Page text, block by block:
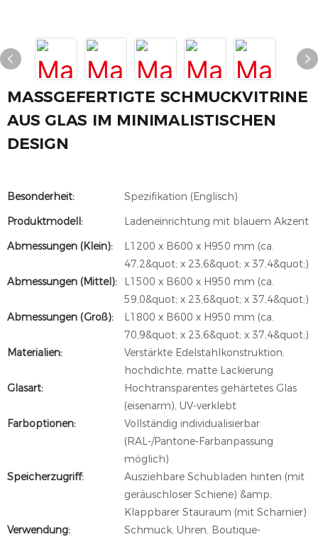
MASSGEFERTIGTE SCHMUCKVITRINE A
US GLAS IM MINIMALISTISCHEN D
ESIGN
Besonderheit:
Spezifikation (Englisch)
Produktmodell:
Ladeneinrichtung mit blauem Akzent
Abmessungen (Klein):
L1200 x B600 x H950 mm (ca.
47,2&quot; x 23,6&quot; x 37,4&quot;)
Abmessungen (mittel):
L1500 x B600 x H950 mm (ca.
59,0&quot; x 23,6&quot; x 37,4&quot;)
Abmessungen (Groß):
L1800 x B600 x H950 mm (ca.
70,9&quot; x 23,6&quot; x 37,4&quot;)
Materialien:
Verstärkte Edelstahlkonstruktion,
hochdichte, matte Lackierung
Glasart:
Hochtransparentes gehärtetes Glas
(eisenarm), UV-verklebt
Farboptionen:
Vollständig individualisierbar
(RAL-/Pantone-Farbanpassung
möglich)
Speicherzugriff:
Ausziehbare Schubladen hinten (mit
geräuschloser Schiene) &amp;
Klappbarer Stauraum (mit Scharnier)
Verwendung:
Schmuck, Uhren, Boutique-